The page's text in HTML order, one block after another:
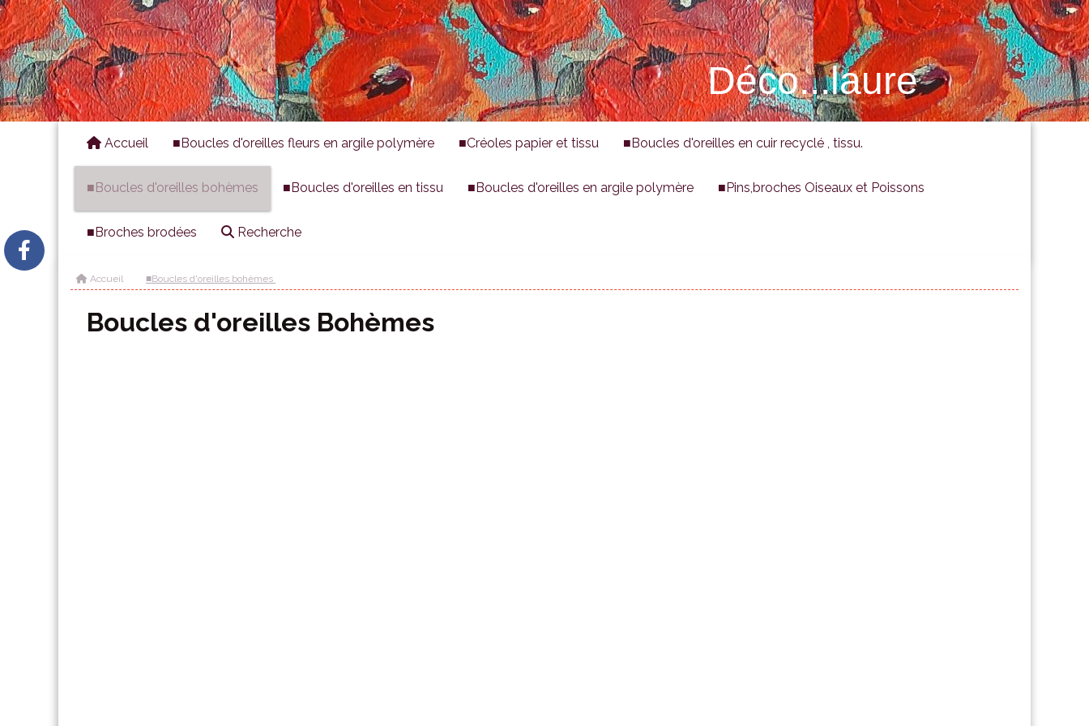
Déco...laure
Accueil ■Boucles d'oreilles fleurs en argile polymère ■Créoles papier et tissu ■Boucles d'oreilles en cuir recyclé , tissu.
■Boucles d'oreilles bohèmes ■Boucles d'oreilles en tissu ■Boucles d'oreilles en argile polymère ■Pins,broches Oiseaux et Poissons
■Broches brodées Recherche
Accueil ■Boucles d'oreilles bohèmes
Boucles d'oreilles Bohèmes